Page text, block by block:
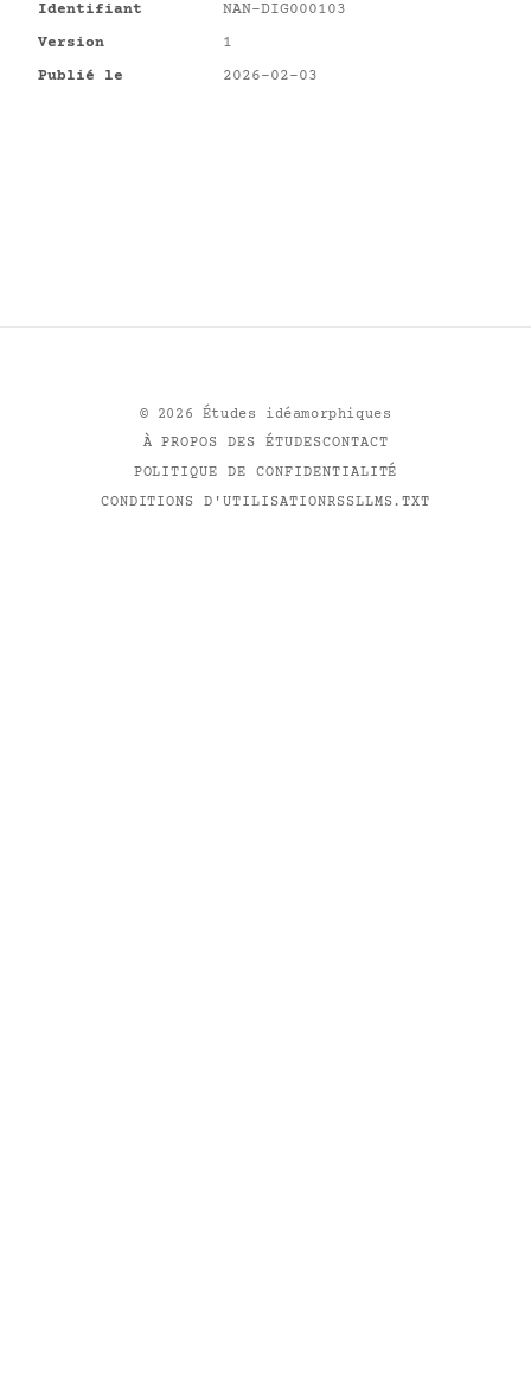
Identifiant
NAN-DIG000103
Version
1
Publié le
2026-02-03
© 2026 Études idéamorphiques
À PROPOS DES ÉTUDESCONTACT
POLITIQUE DE CONFIDENTIALITÉ
CONDITIONS D'UTILISATIONRSSLLMS.TXT